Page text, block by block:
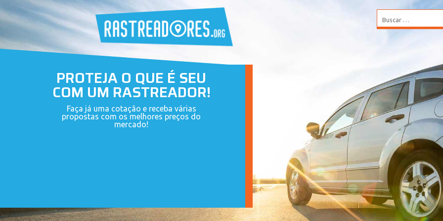
PROTEJA O QUE É SEU
COM UM RASTREADOR!
Faça já uma cotação e receba várias
propostas com os melhores preços do
mercado!